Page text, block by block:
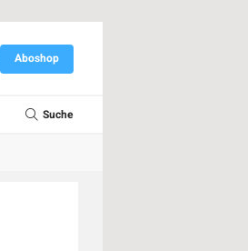
Aboshop
Suche